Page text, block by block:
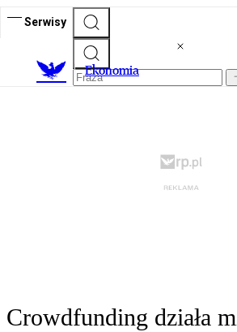
Serwisy
Ekonomia
Crowdfunding działa